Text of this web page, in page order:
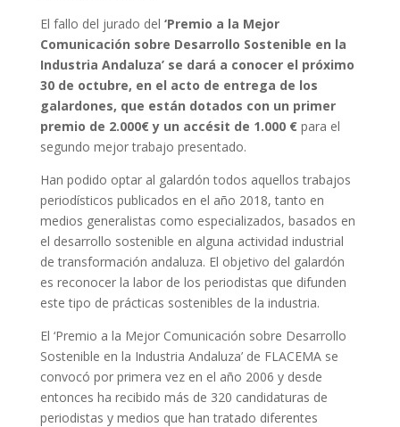
El fallo del jurado del ‘Premio a la Mejor
Comunicación sobre Desarrollo Sostenible en la
Industria Andaluza’ se dará a conocer el próximo
30 de octubre, en el acto de entrega de los
galardones, que están dotados con un primer
premio de 2.000€ y un accésit de 1.000 € para el
segundo mejor trabajo presentado.
Han podido optar al galardón todos aquellos trabajos
periodísticos publicados en el año 2018, tanto en
medios generalistas como especializados, basados en
el desarrollo sostenible en alguna actividad industrial
de transformación andaluza. El objetivo del galardón
es reconocer la labor de los periodistas que difunden
este tipo de prácticas sostenibles de la industria.
El ‘Premio a la Mejor Comunicación sobre Desarrollo
Sostenible en la Industria Andaluza’ de FLACEMA se
convocó por primera vez en el año 2006 y desde
entonces ha recibido más de 320 candidaturas de
periodistas y medios que han tratado diferentes